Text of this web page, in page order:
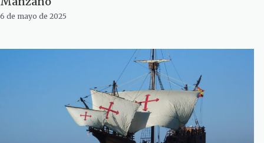
6 de mayo de 2025